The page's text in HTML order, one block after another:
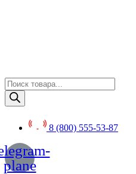
Поиск
товаров
8 (800) 555-53-87
plane